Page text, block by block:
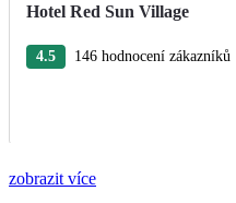
Hotel Red Sun Village
4.5 146 hodnocení zákazníků
zobrazit více